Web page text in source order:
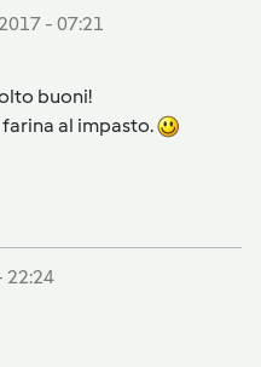
- 07:21
buoni!
al impasto.
22:24